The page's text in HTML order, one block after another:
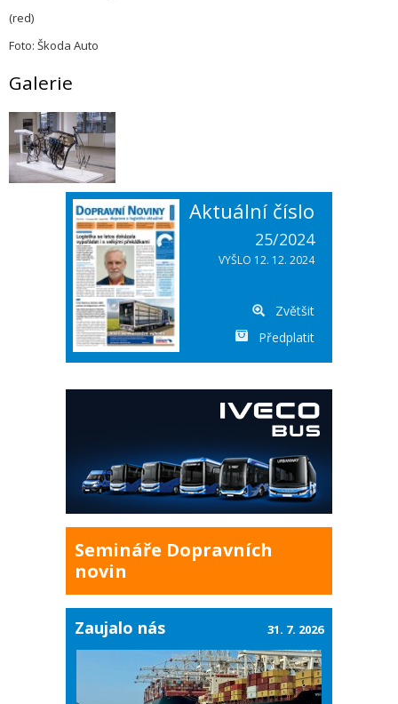
(red)
Foto: Škoda Auto
Galerie
Aktuální číslo
25/2024
VYŠLO 12. 12. 2024
Zvětšit
Předplatit
Semináře Dopravních
novin
Zaujalo nás 31. 7. 2026